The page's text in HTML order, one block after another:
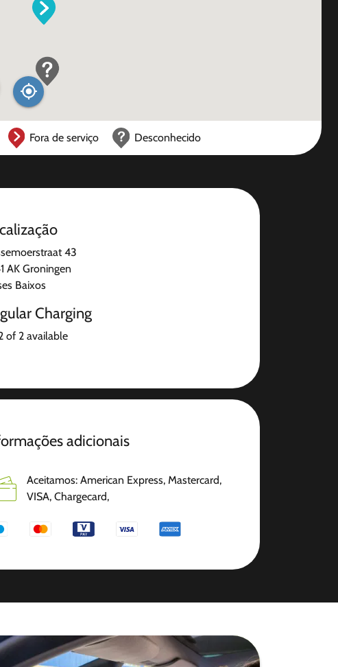
Fora de serviço Desconhecido
43
AK Groningen
Baixos
Charging
of 2 available
adicionais
Aceitamos: American Express, Mastercard,
VISA, Chargecard,